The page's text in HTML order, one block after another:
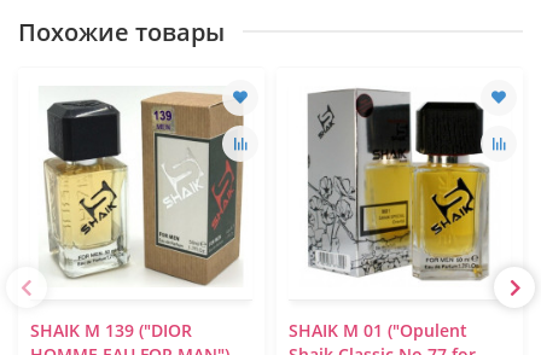
Похожие товары
SHAIK M 139 ("DIOR
SHAIK M 01 ("Opulent